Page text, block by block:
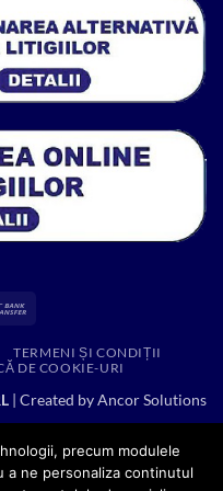
TERMENI ȘI CONDIȚII
DE COOKIE-URI
| Created byAncor Solutions
precum modulele
ne personaliza continutul